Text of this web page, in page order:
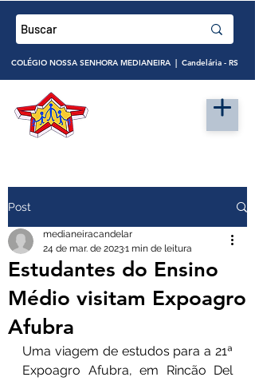
COLÉGIO NOSSA SENHORA MEDIANEIRA | Candelária - RS
Post
Estudantes do Ensino
Médio visitam Expoagro
Afubra
medianeiracandelar
24 de mar. de 20231 min de leitura
Uma viagem de estudos para a 21ª
Expoagro Afubra, em Rincão Del